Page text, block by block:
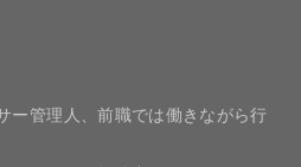
ー管理人、前職では働きながら行